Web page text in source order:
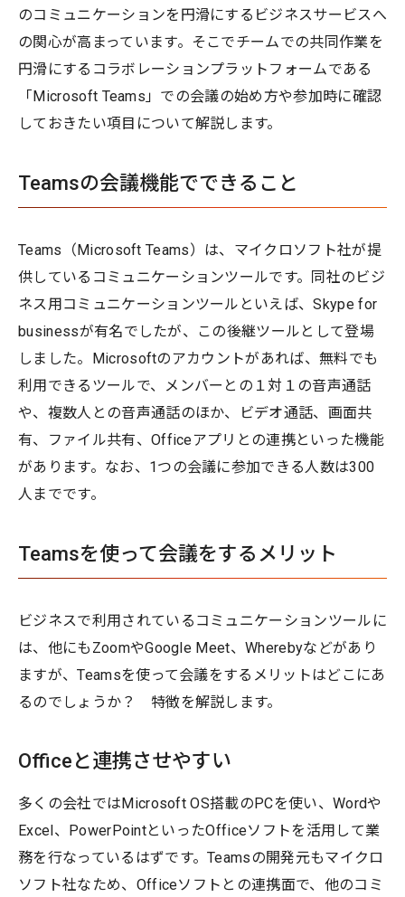
のコミュニケーションを円滑にするビジネスサービスへ
の関心が高まっています。そこでチームでの共同作業を
円滑にするコラボレーションプラットフォームである
「Microsoft Teams」での会議の始め方や参加時に確認
しておきたい項目について解説します。
Teamsの会議機能でできること
Teams（Microsoft Teams）は、マイクロソフト社が提
供しているコミュニケーションツールです。同社のビジ
ネス用コミュニケーションツールといえば、Skype for
businessが有名でしたが、この後継ツールとして登場
しました。Microsoftのアカウントがあれば、無料でも
利用できるツールで、メンバーとの１対１の音声通話
や、複数人との音声通話のほか、ビデオ通話、画面共
有、ファイル共有、Officeアプリとの連携といった機能
があります。なお、1つの会議に参加できる人数は300
人までです。
Teamsを使って会議をするメリット
ビジネスで利用されているコミュニケーションツールに
は、他にもZoomやGoogle Meet、Wherebyなどがあり
ますが、Teamsを使って会議をするメリットはどこにあ
るのでしょうか？ 特徴を解説します。
Officeと連携させやすい
多くの会社ではMicrosoft OS搭載のPCを使い、Wordや
Excel、PowerPointといったOfficeソフトを活用して業
務を行なっているはずです。Teamsの開発元もマイクロ
ソフト社なため、Officeソフトとの連携面で、他のコミ